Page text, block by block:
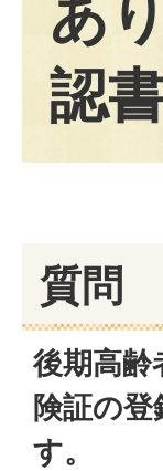
あ
認
質問
後期高
険証の
す。